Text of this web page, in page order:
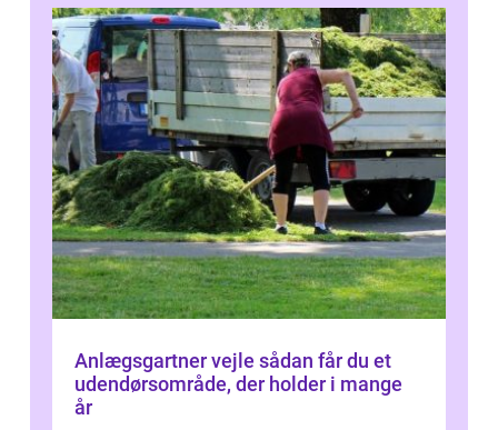
Anlægsgartner vejle sådan får du et
udendørsområde, der holder i mange
år